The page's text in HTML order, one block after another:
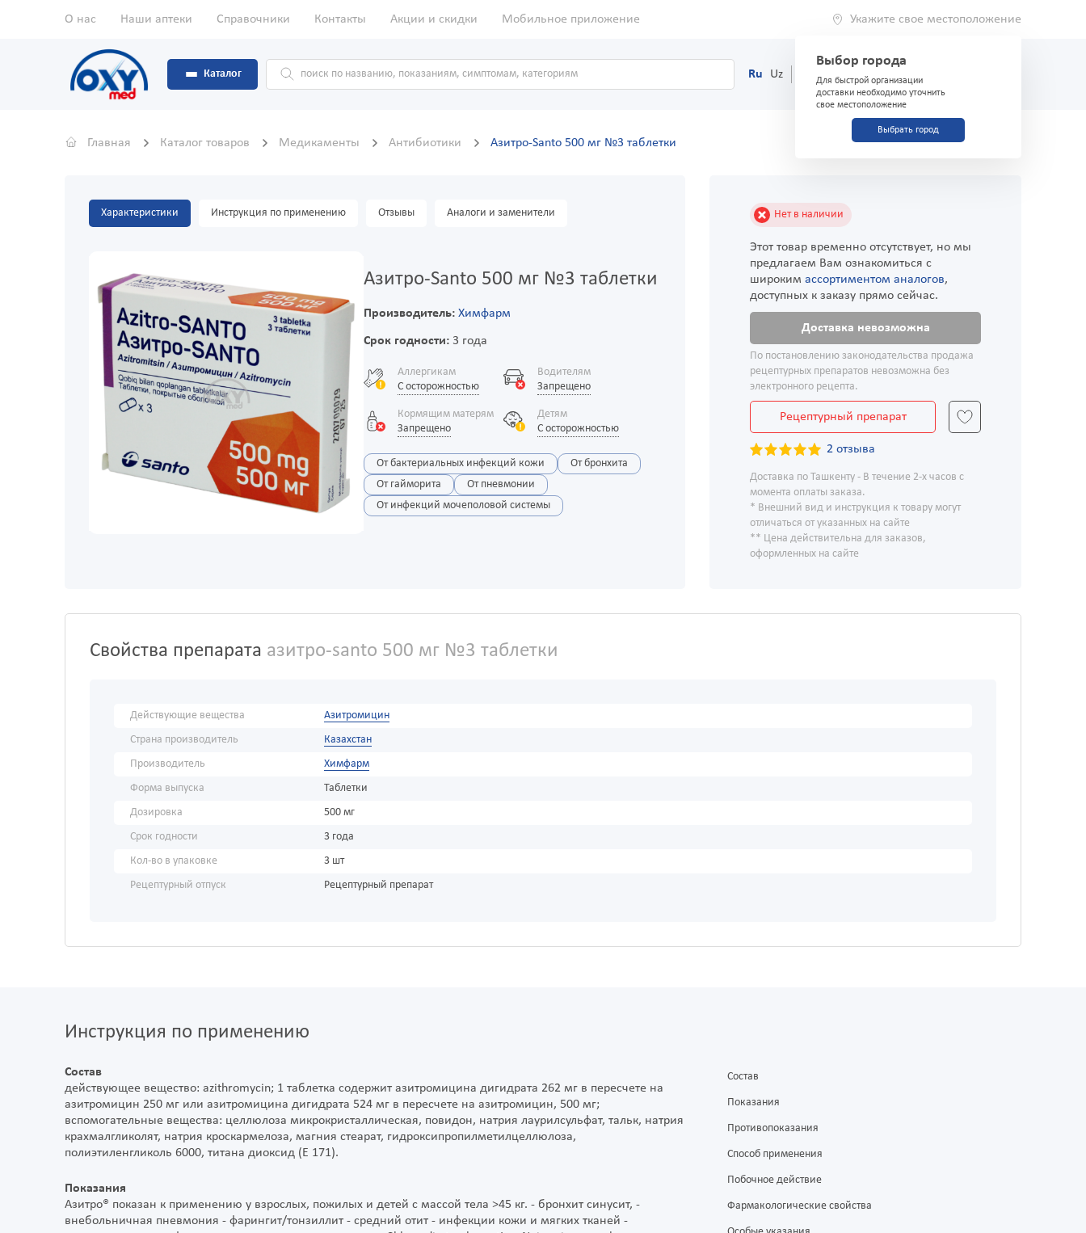
О нас Наши аптеки Справочники Контакты Акции и скидки Мобильное приложение Укажите свое местоположение
Выбор города
Для быстрой организации
доставки необходимо уточнить
свое местоположение
Выбрать город
Каталог Ru Uz (71) 200-03-03
Главная Каталог товаров Медикаменты Антибиотики Азитро-Santo 500 мг №3 таблетки
Характеристики Инструкция по применению Отзывы Аналоги и заменители
Азитро-Santo 500 мг №3 таблетки
Производитель: Химфарм
Срок годности:3 года
Аллергикам
С осторожностью
Водителям
Запрещено
Кормящим матерям
Запрещено
Детям
С осторожностью
От бактериальных инфекций кожи
От бронхита
От гайморита
От пневмонии
От инфекций мочеполовой системы
Нет в наличии
Этот товар временно отсутствует, но мы
предлагаем Вам ознакомиться с
широким ассортиментом аналогов,
доступных к заказу прямо сейчас.
Доставка невозможна
По постановлению законодательства продажа
рецептурных препаратов невозможна без
электронного рецепта.
Рецептурный препарат
2 отзыва
Доставка по Ташкенту - В течение 2-х часов с
момента оплаты заказа.
* Внешний вид и инструкция к товару могут
отличаться от указанных на сайте
** Цена действительна для заказов,
оформленных на сайте
Свойства препарата азитро-santo 500 мг №3 таблетки
Действующие вещества
Азитромицин
Страна производитель
Казахстан
Производитель
Химфарм
Форма выпуска
Таблетки
Дозировка
500 мг
Срок годности
3 года
Кол-во в упаковке
3 шт
Рецептурный отпуск
Рецептурный препарат
Инструкция по применению
Состав
действующее вещество: azithromycin; 1 таблетка содержит азитромицина дигидрата 262 мг в пересчете на
азитромицин 250 мг или азитромицина дигидрата 524 мг в пересчете на азитромицин, 500 мг;
вспомогательные вещества: целлюлоза микрокристаллическая, повидон, натрия лаурилсульфат, тальк, натрия
крахмалгликолят, натрия кроскармелоза, магния стеарат, гидроксипропилметилцеллюлоза,
полиэтиленгликоль 6000, титана диоксид (Е 171).
Показания
Азитро® показан к применению у взрослых, пожилых и детей с массой тела >45 кг. - бронхит синусит, -
внебольничная пневмония - фарингит/тонзиллит - средний отит - инфекции кожи и мягких тканей -
Состав
Показания
Противопоказания
Способ применения
Побочное действие
Фармакологические свойства